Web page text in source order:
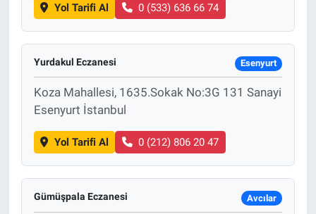
Yol Tarifi Al 0 (533) 636 66 74
Yurdakul Eczanesi Esenyurt
Koza Mahallesi, 1635.Sokak No:3G 131 Sanayi
Esenyurt İstanbul
Yol Tarifi Al 0 (212) 806 20 47
Gümüşpala Eczanesi Avcılar